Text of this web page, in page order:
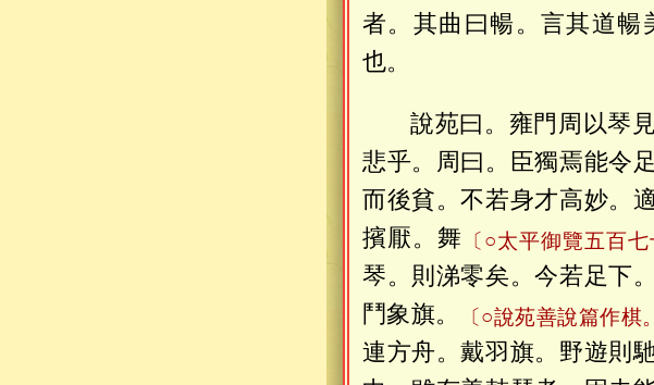
者。其曲曰暢。言其道暢
也。
說苑曰。雍門周以琴
悲乎。周曰。臣獨焉能令
而後貧。不若身才高妙。
擯厭。舞 〔○太平御覽五百
琴。則涕零矣。今若足下
鬥象旗。
〔○說苑善說篇作棋
連方舟。戴羽旗。野遊則